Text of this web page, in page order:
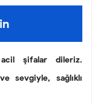
şifalar dileriz.
sevgiyle, sağlıklı